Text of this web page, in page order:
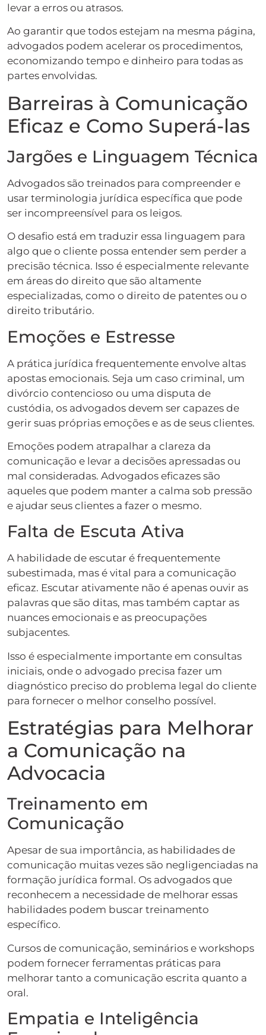
levar a erros ou atrasos.
Ao garantir que todos estejam na mesma página,
advogados podem acelerar os procedimentos,
economizando tempo e dinheiro para todas as
partes envolvidas.
Barreiras à Comunicação
Eficaz e Como Superá-las
Jargões e Linguagem Técnica
Advogados são treinados para compreender e
usar terminologia jurídica específica que pode
ser incompreensível para os leigos.
O desafio está em traduzir essa linguagem para
algo que o cliente possa entender sem perder a
precisão técnica. Isso é especialmente relevante
em áreas do direito que são altamente
especializadas, como o direito de patentes ou o
direito tributário.
Emoções e Estresse
A prática jurídica frequentemente envolve altas
apostas emocionais. Seja um caso criminal, um
divórcio contencioso ou uma disputa de
custódia, os advogados devem ser capazes de
gerir suas próprias emoções e as de seus clientes.
Emoções podem atrapalhar a clareza da
comunicação e levar a decisões apressadas ou
mal consideradas. Advogados eficazes são
aqueles que podem manter a calma sob pressão
e ajudar seus clientes a fazer o mesmo.
Falta de Escuta Ativa
A habilidade de escutar é frequentemente
subestimada, mas é vital para a comunicação
eficaz. Escutar ativamente não é apenas ouvir as
palavras que são ditas, mas também captar as
nuances emocionais e as preocupações
subjacentes.
Isso é especialmente importante em consultas
iniciais, onde o advogado precisa fazer um
diagnóstico preciso do problema legal do cliente
para fornecer o melhor conselho possível.
Estratégias para Melhorar
a Comunicação na
Advocacia
Treinamento em
Comunicação
Apesar de sua importância, as habilidades de
comunicação muitas vezes são negligenciadas na
formação jurídica formal. Os advogados que
reconhecem a necessidade de melhorar essas
habilidades podem buscar treinamento
específico.
Cursos de comunicação, seminários e workshops
podem fornecer ferramentas práticas para
melhorar tanto a comunicação escrita quanto a
oral.
Empatia e Inteligência